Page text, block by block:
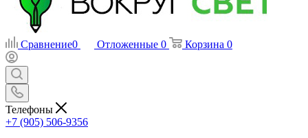
Сравнение0 Отложенные 0 Корзина 0
Телефоны
+7 (905) 506-9356